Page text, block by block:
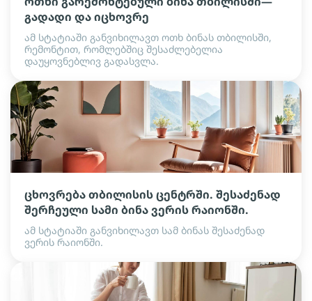
გადადი და იცხოვრე
ამ სტატიაში განვიხილავთ ოთხ ბინას თბილისში,
რემონტით, რომლებშიც შესაძლებელია
დაუყოვნებლივ გადასვლა.
ცხოვრება თბილისის ცენტრში. შესაძენად
შერჩეული სამი ბინა ვერის რაიონში.
ამ სტატიაში განვიხილავთ სამ ბინას შესაძენად
ვერის რაიონში.